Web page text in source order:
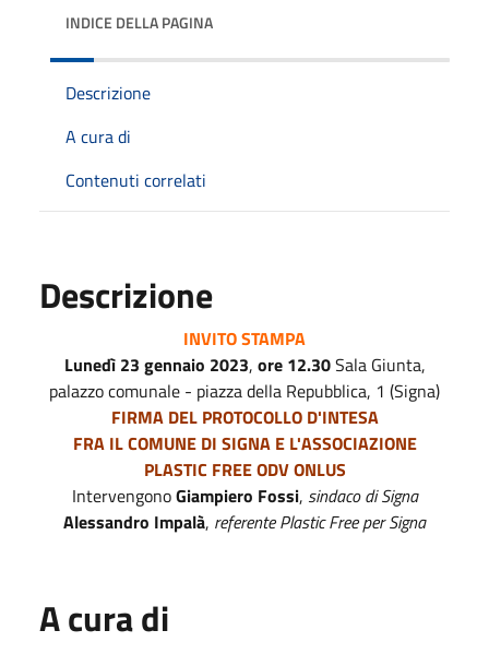
INDICE DELLA PAGINA
Descrizione
A cura di
Contenuti correlati
Descrizione
INVITO STAMPA
Lunedì 23 gennaio 2023, ore 12.30Sala Giunta,
palazzo comunale - piazza della Repubblica, 1 (Signa)
FIRMA DEL PROTOCOLLO D'INTESA
FRA IL COMUNE DI SIGNA E L'ASSOCIAZIONE
PLASTIC FREE ODV ONLUS
IntervengonoGiampiero Fossi, sindaco di Signa
Alessandro Impalà, referente Plastic Free per Signa
A cura di